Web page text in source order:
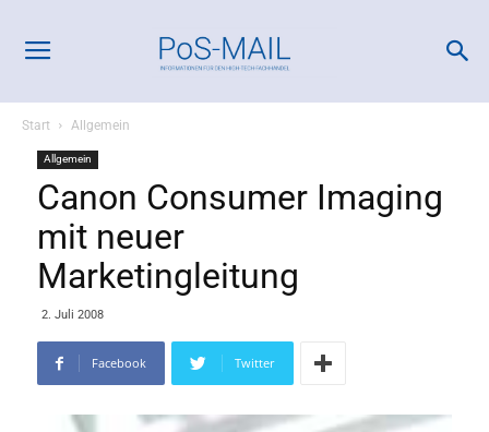
Start Allgemein
Allgemein
Canon Consumer Imaging
mit neuer
Marketingleitung
2. Juli 2008
Facebook Twitter